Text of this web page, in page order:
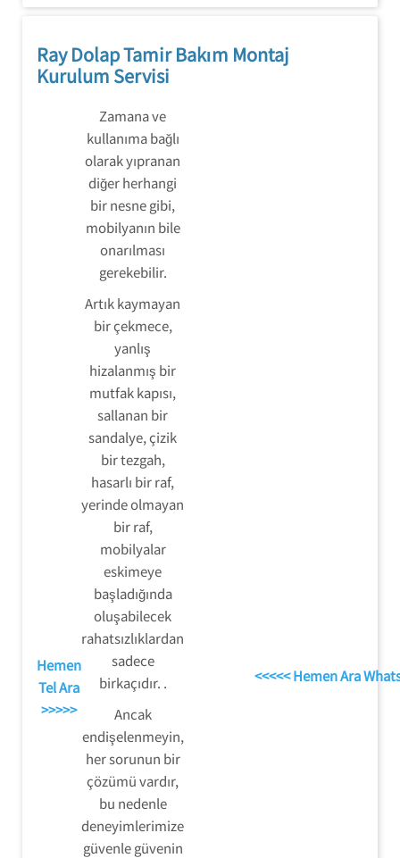
Ray Dolap Tamir Bakım Montaj
Kurulum Servisi
Hemen
Tel Ara
>>>>>
Zamana ve
kullanıma bağlı
olarak yıpranan
diğer herhangi
bir nesne gibi,
mobilyanın bile
onarılması
gerekebilir.
Artık kaymayan
bir çekmece,
yanlış
hizalanmış bir
mutfak kapısı,
sallanan bir
sandalye, çizik
bir tezgah,
hasarlı bir raf,
yerinde olmayan
bir raf,
mobilyalar
eskimeye
başladığında
oluşabilecek
rahatsızlıklardan
sadece
birkaçıdır. .
Ancak
endişelenmeyin,
her sorunun bir
çözümü vardır,
bu nedenle
deneyimlerimize
güvenle güvenin
<<<<< Hemen Ara